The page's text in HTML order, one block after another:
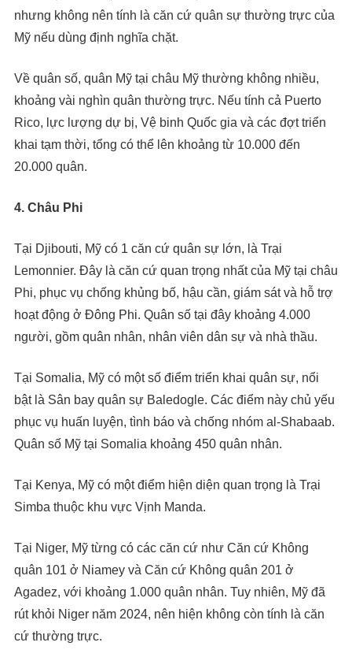
nhưng không nên tính là căn cứ quân sự thường trực của
Mỹ nếu dùng định nghĩa chặt.
Về quân số, quân Mỹ tại châu Mỹ thường không nhiều,
khoảng vài nghìn quân thường trực. Nếu tính cả Puerto
Rico, lực lượng dự bị, Vệ binh Quốc gia và các đợt triển
khai tạm thời, tổng có thể lên khoảng từ 10.000 đến
20.000 quân.
4. Châu Phi
Tại Djibouti, Mỹ có 1 căn cứ quân sự lớn, là Trại
Lemonnier. Đây là căn cứ quan trọng nhất của Mỹ tại châu
Phi, phục vụ chống khủng bố, hậu cần, giám sát và hỗ trợ
hoạt động ở Đông Phi. Quân số tại đây khoảng 4.000
người, gồm quân nhân, nhân viên dân sự và nhà thầu.
Tại Somalia, Mỹ có một số điểm triển khai quân sự, nổi
bật là Sân bay quân sự Baledogle. Các điểm này chủ yếu
phục vụ huấn luyện, tình báo và chống nhóm al-Shabaab.
Quân số Mỹ tại Somalia khoảng 450 quân nhân.
Tại Kenya, Mỹ có một điểm hiện diện quan trọng là Trại
Simba thuộc khu vực Vịnh Manda.
Tại Niger, Mỹ từng có các căn cứ như Căn cứ Không
quân 101 ở Niamey và Căn cứ Không quân 201 ở
Agadez, với khoảng 1.000 quân nhân. Tuy nhiên, Mỹ đã
rút khỏi Niger năm 2024, nên hiện không còn tính là căn
cứ thường trực.